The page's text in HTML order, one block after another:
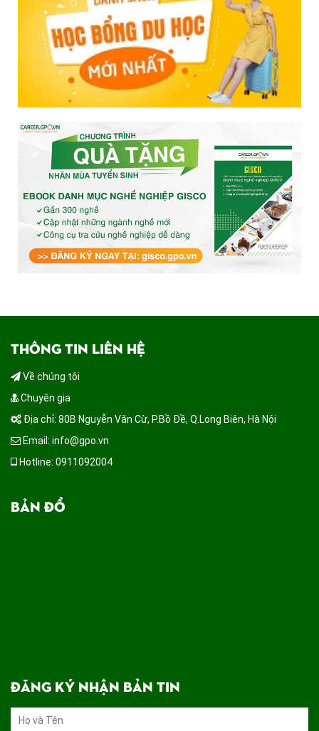
THÔNG TIN LIÊN HỆ
Về chúng tôi
Chuyên gia
Địa chỉ: 80B Nguyễn Văn Cừ, P.Bồ Đề, Q.Long Biên, Hà Nội
Email: info@gpo.vn
Hotline: 0911092004
BẢN ĐỒ
ĐĂNG KÝ NHẬN BẢN TIN